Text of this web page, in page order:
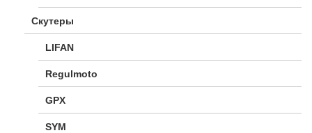
Скутеры
LIFAN
Regulmoto
GPX
SYM